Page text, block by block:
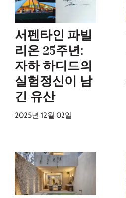
서펜타인 파빌
리온 25주년:
자하 하디드의
실험정신이 남
긴 유산
2025년 12월 02일